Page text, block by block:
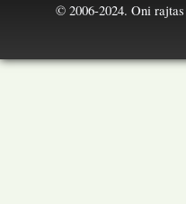
© 2006-2024. Oni